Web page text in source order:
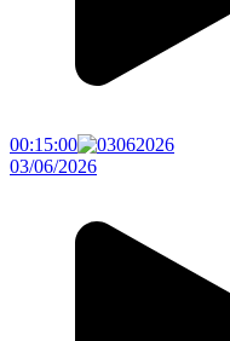
00:15:00
03/06/2026